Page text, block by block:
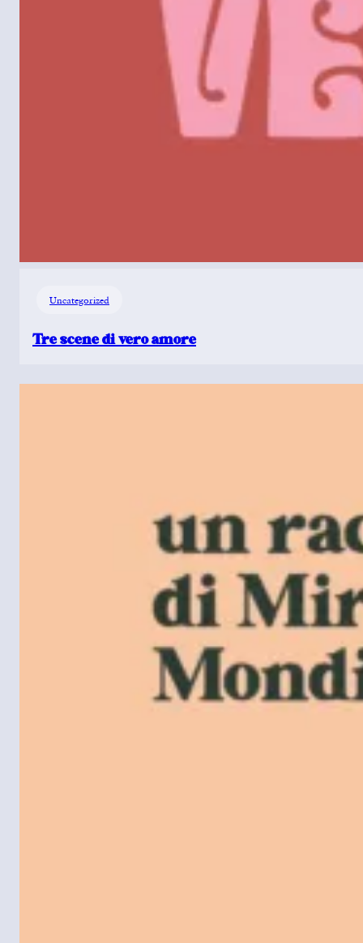
Uncategorized
Tre scene di vero amore